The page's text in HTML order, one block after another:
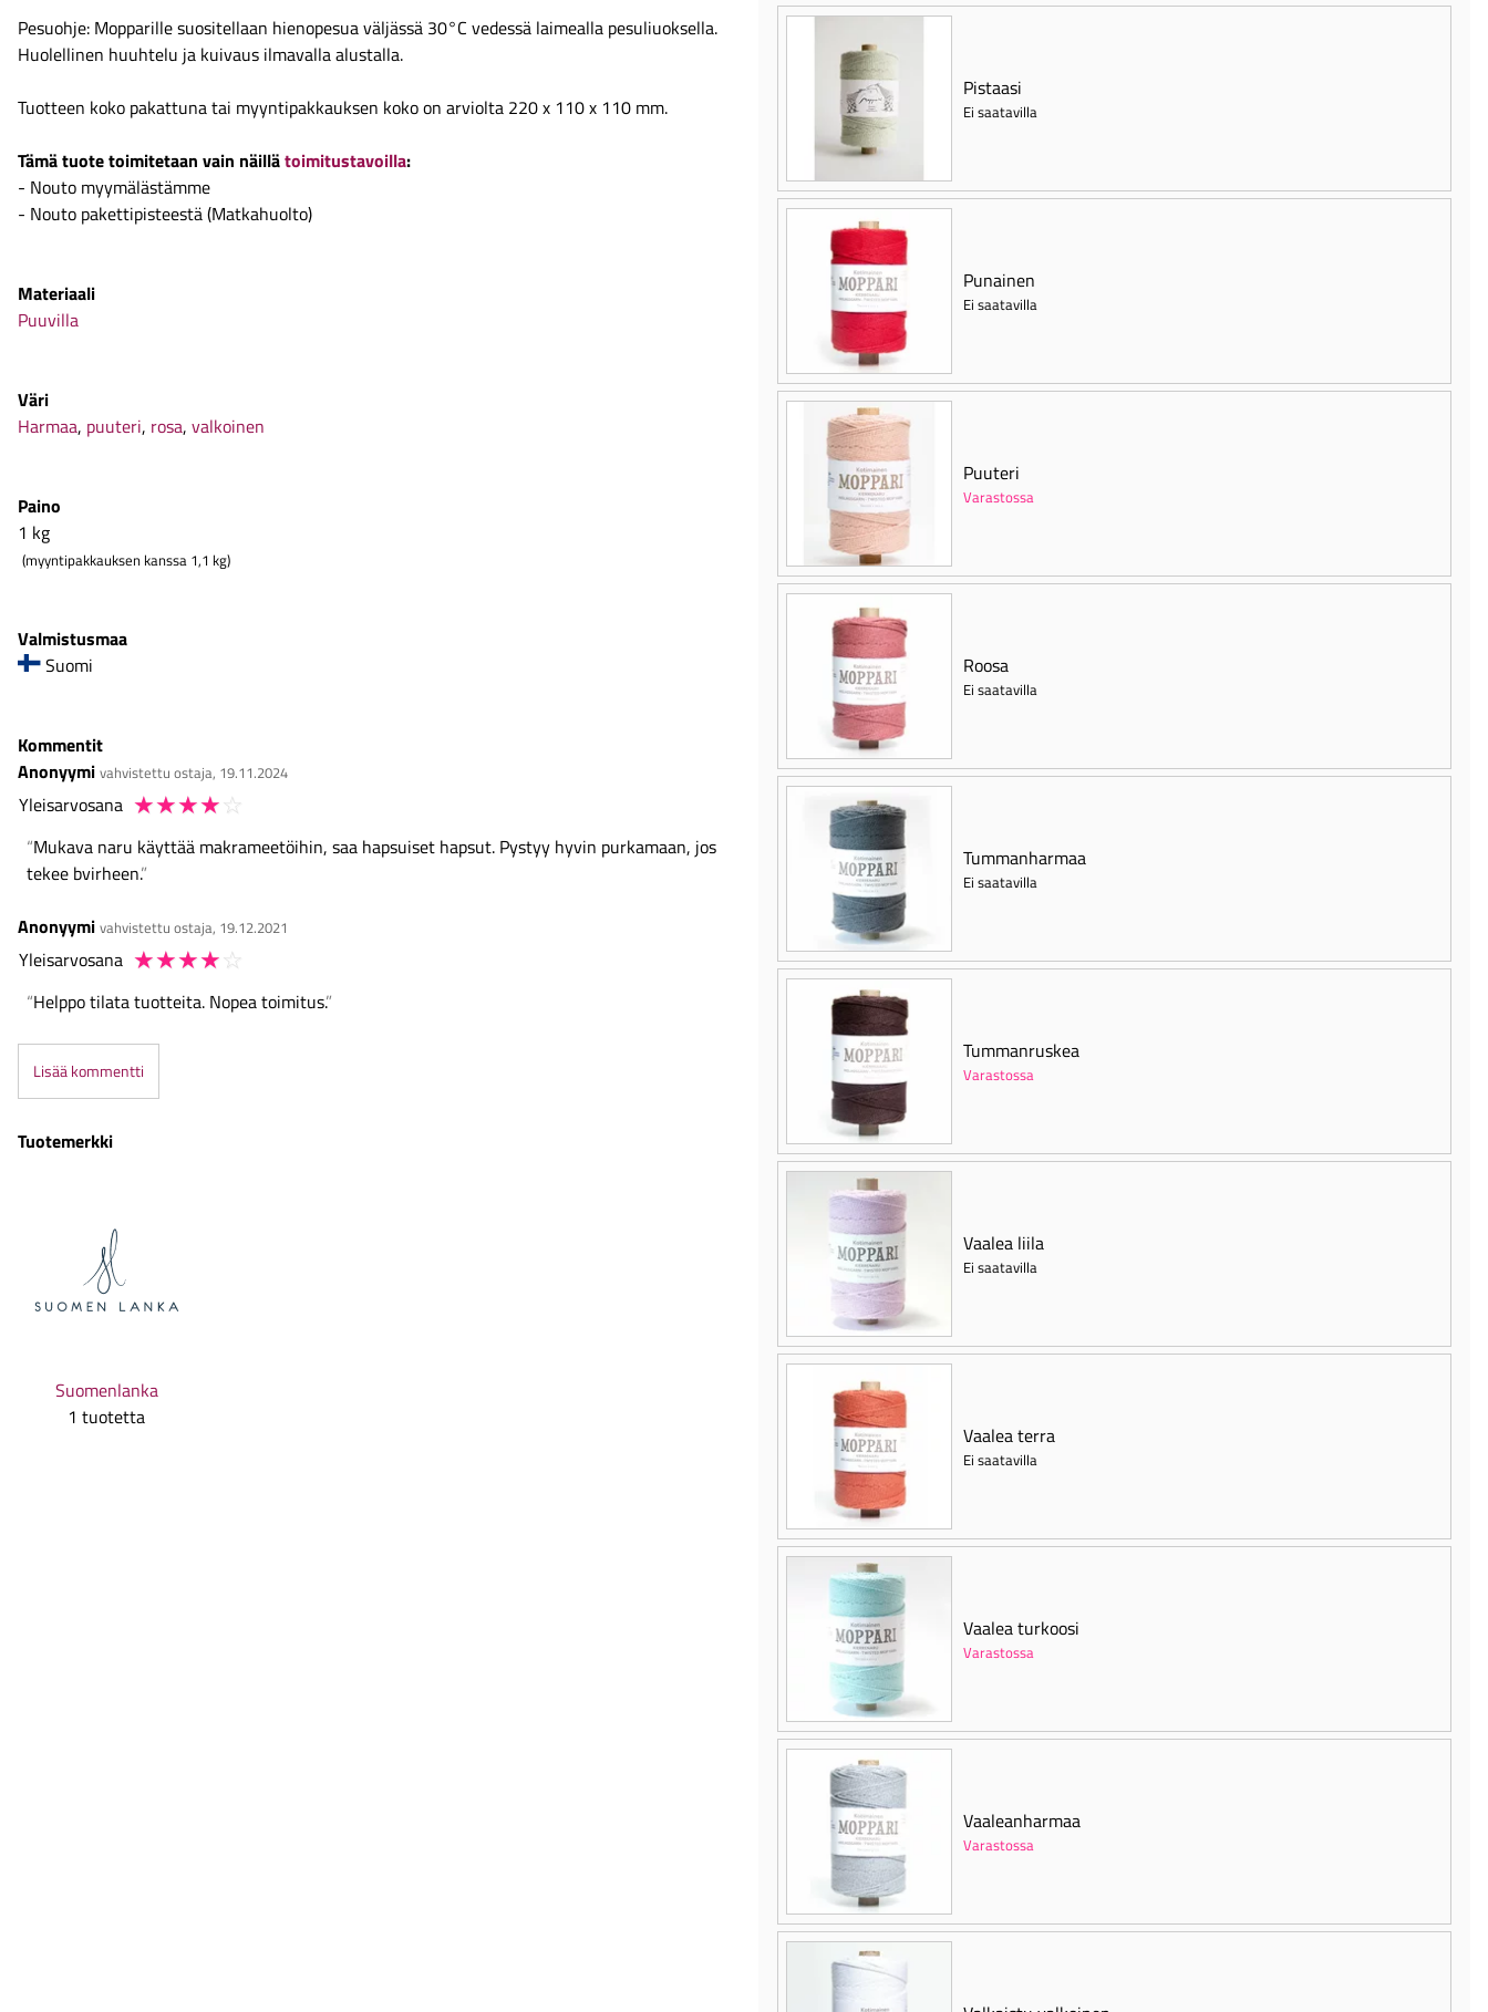
Pistaasi
Ei saatavilla
Punainen
Ei saatavilla
Puuteri
Varastossa
Roosa
Ei saatavilla
Tummanharmaa
Ei saatavilla
Tummanruskea
Varastossa
Vaalea liila
Ei saatavilla
Vaalea terra
Ei saatavilla
Vaalea turkoosi
Varastossa
Vaaleanharmaa
Varastossa
Pesuohje: Mopparille suositellaan hienopesua väljässä 30°C vedessä laimealla pesuliuoksella.
Huolellinen huuhtelu ja kuivaus ilmavalla alustalla.
Tuotteen koko pakattuna tai myyntipakkauksen koko on arviolta 220 x 110 x 110 mm.
Tämä tuote toimitetaan vain näillätoimitustavoilla:
- Nouto myymälästämme
- Nouto pakettipisteestä (Matkahuolto)
Materiaali
Puuvilla
Väri
Harmaa, puuteri, rosa, valkoinen
Paino
1 kg
(myyntipakkauksen kanssa 1,1 kg)
Valmistusmaa
Suomi
Kommentit
Anonyymi vahvistettu ostaja, 19.11.2024
Yleisarvosana ☆☆☆☆☆
Mukava naru käyttää makrameetöihin, saa hapsuiset hapsut. Pystyy hyvin purkamaan, jos
tekee bvirheen.
Anonyymi vahvistettu ostaja, 19.12.2021
Yleisarvosana ☆☆☆☆☆
Helppo tilata tuotteita. Nopea toimitus.
Lisää kommentti
Tuotemerkki
Suomenlanka
1 tuotetta